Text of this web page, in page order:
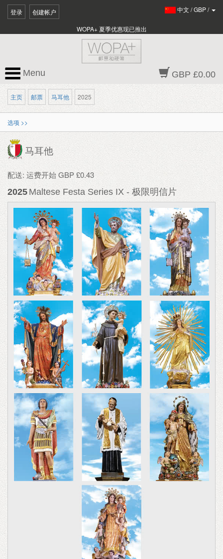
登录 创建帐户 中文 /GBP/
WOPA+ 夏季优惠现已推出
GBP £0.00
Menu
主页 邮票 马耳他 2025
选项 >>
马耳他
配送: 运费开始 GBP £0.43
2025 Maltese Festa Series IX - 极限明信片